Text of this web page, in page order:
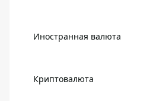
Иностранная валюта
Криптовалюта